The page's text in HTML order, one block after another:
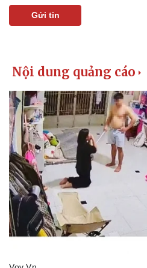
Gửi tin